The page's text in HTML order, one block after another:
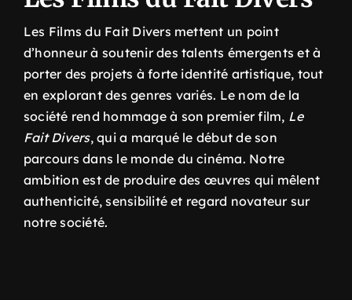
Les Films du Fait Divers mettent un point
d’honneur à soutenir des talents émergents et à
porter des projets à forte identité artistique, tout
en explorant des genres variés. Le nom de la
société rend hommage à son premier film, Le
Fait Divers, qui a marqué le début de son
parcours dans le monde du cinéma. Notre
ambition est de produire des œuvres qui mêlent
authenticité, sensibilité et regard novateur sur
notre société.